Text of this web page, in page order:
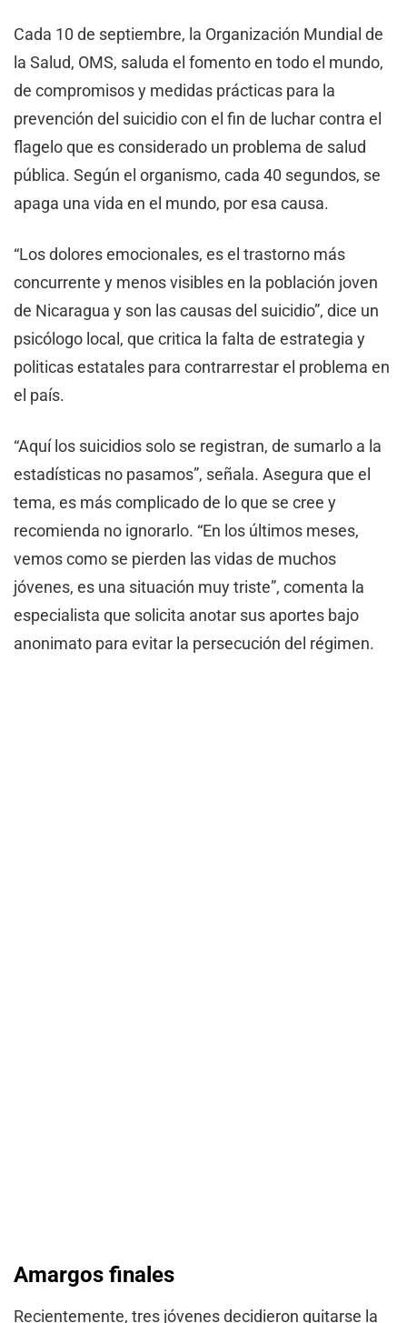
Cada 10 de septiembre, la Organización Mundial de
la Salud, OMS, saluda el fomento en todo el mundo,
de compromisos y medidas prácticas para la
prevención del suicidio con el fin de luchar contra el
flagelo que es considerado un problema de salud
pública. Según el organismo, cada 40 segundos, se
apaga una vida en el mundo, por esa causa.
“Los dolores emocionales, es el trastorno más
concurrente y menos visibles en la población joven
de Nicaragua y son las causas del suicidio”, dice un
psicólogo local, que critica la falta de estrategia y
politicas estatales para contrarrestar el problema en
el país.
“Aquí los suicidios solo se registran, de sumarlo a la
estadísticas no pasamos”, señala. Asegura que el
tema, es más complicado de lo que se cree y
recomienda no ignorarlo. “En los últimos meses,
vemos como se pierden las vidas de muchos
jóvenes, es una situación muy triste”, comenta la
especialista que solicita anotar sus aportes bajo
anonimato para evitar la persecución del régimen.
Amargos finales
Recientemente, tres jóvenes decidieron quitarse la